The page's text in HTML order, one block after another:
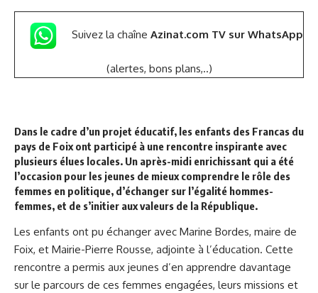
Suivez la chaîne Azinat.com TV sur WhatsApp
(alertes, bons plans,..)
Dans le cadre d’un projet éducatif, les enfants des Francas du
pays de Foixont participé à une rencontre inspirante avec
plusieurs élues locales. Un après-midi enrichissant qui a été
l’occasion pour les jeunes de mieux comprendre le rôle des
femmes en politique, d’échanger sur l’égalité hommes-
femmes, et de s’initier aux valeurs de la République.
Les enfants ont pu échanger avec Marine Bordes, maire de
Foix, et Mairie-Pierre Rousse, adjointe à l’éducation. Cette
rencontre a permis aux jeunes d’en apprendre davantage
sur le parcours de ces femmes engagées, leurs missions et